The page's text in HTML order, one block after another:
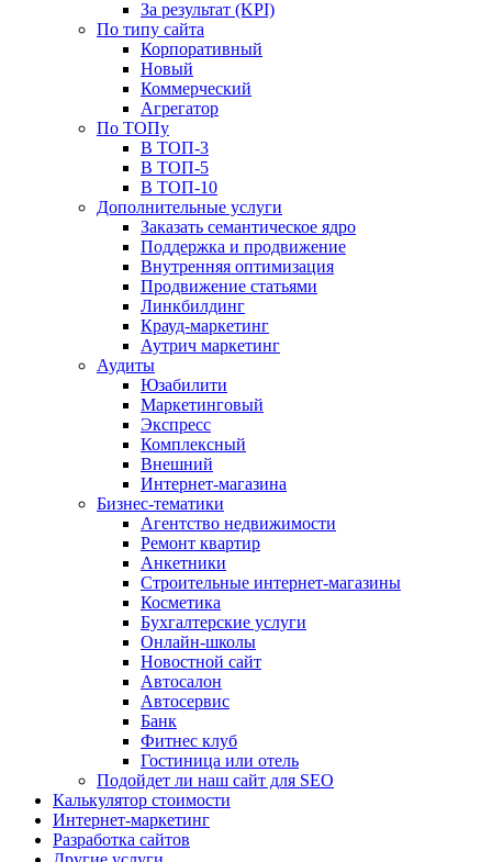
За результат (KPI)
По типу сайта
Корпоративный
Новый
Коммерческий
Агрегатор
По ТОПу
В ТОП-3
В ТОП-5
В ТОП-10
Дополнительные услуги
Заказать семантическое ядро
Поддержка и продвижение
Внутренняя оптимизация
Продвижение статьями
Линкбилдинг
Крауд-маркетинг
Аутрич маркетинг
Аудиты
Юзабилити
Маркетинговый
Экспресс
Комплексный
Внешний
Интернет-магазина
Бизнес-тематики
Агентство недвижимости
Ремонт квартир
Анкетники
Строительные интернет-магазины
Косметика
Бухгалтерские услуги
Онлайн-школы
Новостной сайт
Автосалон
Автосервис
Банк
Фитнес клуб
Гостиница или отель
Подойдет ли наш сайт для SEO
Калькулятор стоимости
Интернет-маркетинг
Разработка сайтов